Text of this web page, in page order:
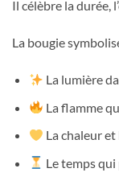
Il célèbre la durée,
La bougie
La lumière
La flamme
La chaleur
Le temps qui